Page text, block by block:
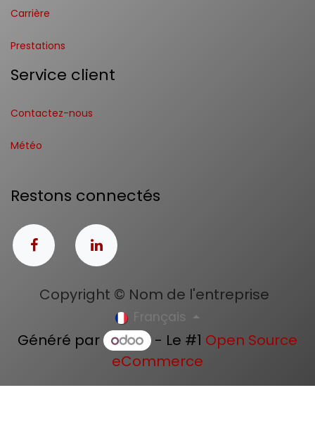
Carrière
Prestations
Service client
Contactez-nous
Météo
Restons connectés
Copyright © Nom de l'entreprise
Français
Généré par - Le #1 Open Source
eCommerce